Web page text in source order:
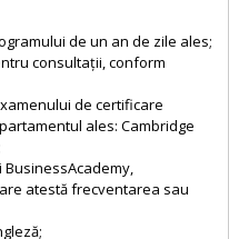
de un an de zile ales;
consultaţii, conform
de certificare
ales:Cambridge
atestă frecventarea sau